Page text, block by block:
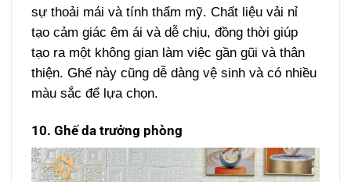
sự thoải mái và tính thẩm mỹ. Chất liệu vải nỉ
tạo cảm giác êm ái và dễ chịu, đồng thời giúp
tạo ra một không gian làm việc gần gũi và thân
thiện. Ghế này cũng dễ dàng vệ sinh và có nhiều
màu sắc để lựa chọn.
10. Ghế da trưởng phòng